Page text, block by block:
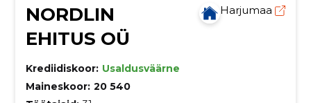
NORDLIN
EHITUS OÜ
Harjumaa
Krediidiskoor: Usaldusväärne
Maineskoor: 20 540